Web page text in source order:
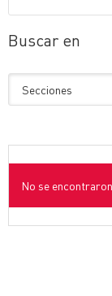
Buscar en
No se